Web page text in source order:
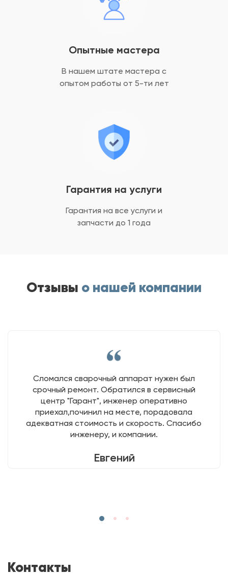
Гарантия на услуги
Гарантия на все услуги и
запчасти до 1 года
Опытные мастера
В нашем штате мастера с
опытом работы от 5-ти лет
Отзывы о нашей компании
Сломался сварочный аппарат нужен был
срочный ремонт. Обратился в сервисный
центр "Гарант", инженер оперативно
приехал,починил на месте, порадовала
адекватная стоимость и скорость. Спасибо
инженеру, и компании.
Евгений
Контакты